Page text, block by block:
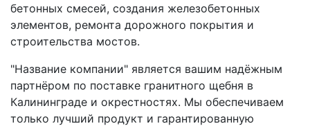
бетонных смесей, создания железобетонных
элементов, ремонта дорожного покрытия и
строительства мостов.
"Название компании" является вашим надёжным
партнёром по поставке гранитного щебня в
Калининграде и окрестностях. Мы обеспечиваем
только лучший продукт и гарантированную